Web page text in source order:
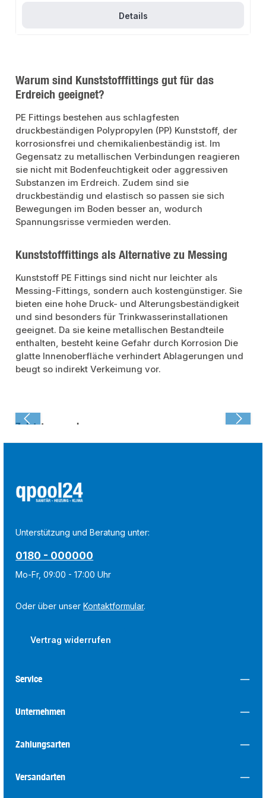
FernwassernetzenBrunnen- und EigenwasserversorgungBewässerung und
Details
Warum sind Kunststofffittings gut für das
Erdreich geeignet?
PE Fittings bestehen aus schlagfesten
druckbeständigen Polypropylen (PP) Kunststoff, der
korrosionsfrei und chemikalienbeständig ist. Im
Gegensatz zu metallischen Verbindungen reagieren
sie nicht mit Bodenfeuchtigkeit oder aggressiven
Substanzen im Erdreich. Zudem sind sie
druckbeständig und elastisch so passen sie sich
Bewegungen im Boden besser an, wodurch
Spannungsrisse vermieden werden.
Kunststofffittings als Alternative zu Messing
Kunststoff PE Fittings sind nicht nur leichter als
Messing-Fittings, sondern auch kostengünstiger. Sie
bieten eine hohe Druck- und Alterungsbeständigkeit
und sind besonders für Trinkwasserinstallationen
geeignet. Da sie keine metallischen Bestandteile
enthalten, besteht keine Gefahr durch Korrosion Die
glatte Innenoberfläche verhindert Ablagerungen und
beugt so indirekt Verkeimung vor.
Zuletzt angesehen:
Unterstützung und Beratung unter:
0180 - 000000
Mo-Fr, 09:00 - 17:00 Uhr
Oder über unserKontaktformular.
Vertrag widerrufen
Service
Unternehmen
Zahlungsarten
Versandarten